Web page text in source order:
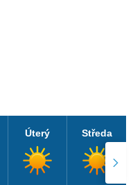
Úterý Středa